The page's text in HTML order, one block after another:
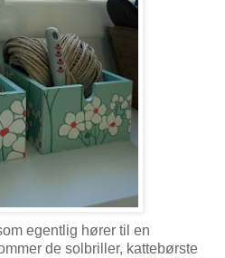
egentlig hører til en
de solbriller, kattebørste